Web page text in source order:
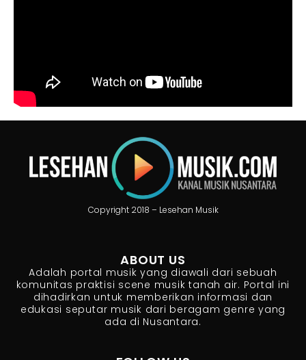
Copyright 2018 – Lesehan Musik
ABOUT US
Adalah portal musik yang diawali dari sebuah
komunitas praktisi scene musik tanah air. Portal ini
dihadirkan untuk memberikan informasi dan
edukasi seputar musik dari beragam genre yang
ada di Nusantara.